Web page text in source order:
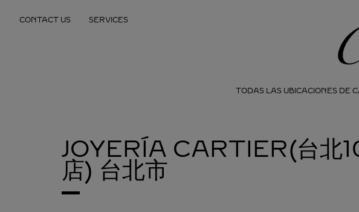
CONTACT US SERVICES
TODAS LAS UBICACIONES DE
JOYERÍA CARTIER(台北
店) 台北市